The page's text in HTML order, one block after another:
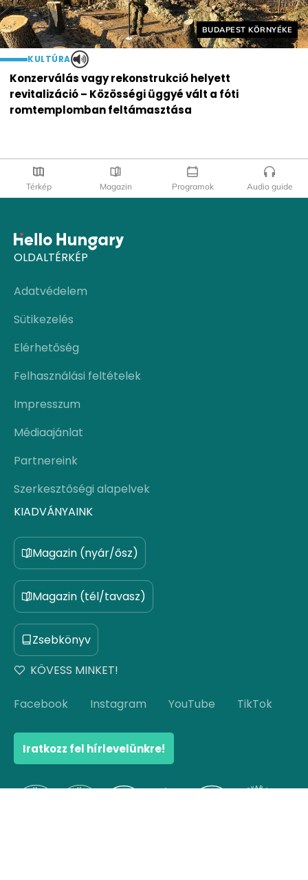
Helyszín címkék:
BUDAPEST KÖRNYÉKE
KULTÚRA
Konzerválás vagy rekonstrukció helyett
revitalizáció – Közösségi üggyé vált a fóti
romtemplomban feltámasztása
Térkép Magazin Programok Audio guide
OLDALTÉRKÉP
Adatvédelem
Sütikezelés
Elérhetőség
Felhasználási feltételek
Impresszum
Médiaajánlat
Partnereink
Szerkesztőségi alapelvek
KIADVÁNYAINK
Magazin (nyár/ősz)
Magazin (tél/tavasz)
Zsebkönyv
KÖVESS MINKET!
Facebook Instagram YouTube TikTok
Iratkozz fel hírlevelünkre!